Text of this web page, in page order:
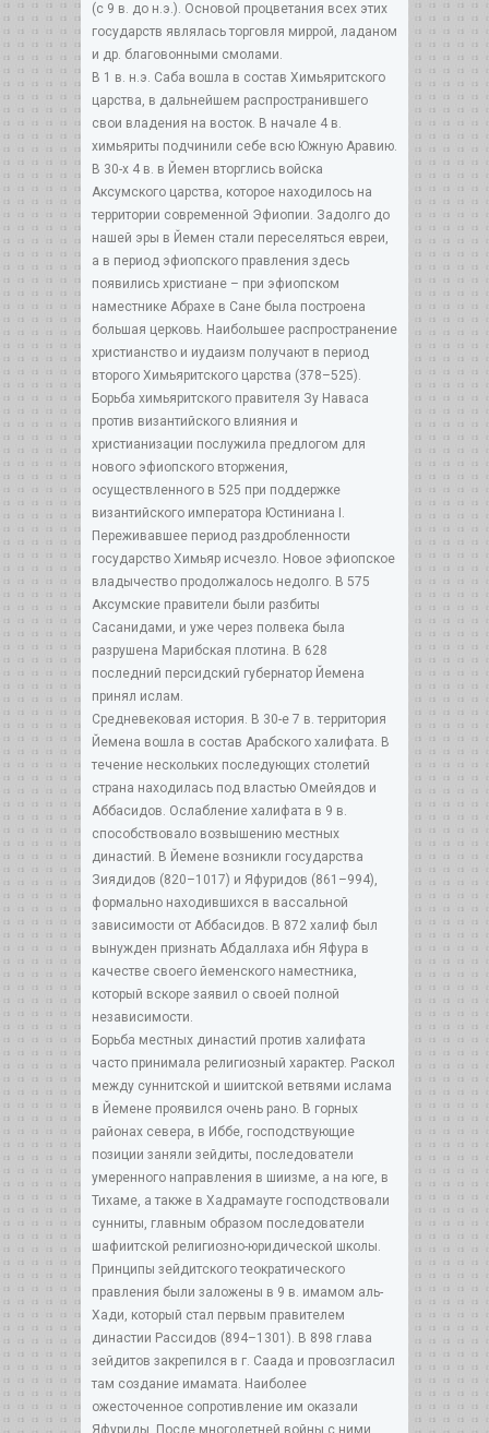
(с 9 в. до н.э.). Основой процветания всех этих
государств являлась торговля миррой, ладаном
и др. благовонными смолами.
В 1 в. н.э. Саба вошла в состав Химьяритского
царства, в дальнейшем распространившего
свои владения на восток. В начале 4 в.
химьяриты подчинили себе всю Южную Аравию.
В 30-х 4 в. в Йемен вторглись войска
Аксумского царства, которое находилось на
территории современной Эфиопии. Задолго до
нашей эры в Йемен стали переселяться евреи,
а в период эфиопского правления здесь
появились христиане – при эфиопском
наместнике Абрахе в Сане была построена
большая церковь. Наибольшее распространение
христианство и иудаизм получают в период
второго Химьяритского царства (378–525).
Борьба химьяритского правителя Зу Наваса
против византийского влияния и
христианизации послужила предлогом для
нового эфиопского вторжения,
осуществленного в 525 при поддержке
византийского императора Юстиниана I.
Переживавшее период раздробленности
государство Химьяр исчезло. Новое эфиопское
владычество продолжалось недолго. В 575
Аксумские правители были разбиты
Сасанидами, и уже через полвека была
разрушена Марибская плотина. В 628
последний персидский губернатор Йемена
принял ислам.
Средневековая история. В 30-е 7 в. территория
Йемена вошла в состав Арабского халифата. В
течение нескольких последующих столетий
страна находилась под властью Омейядов и
Аббасидов. Ослабление халифата в 9 в.
способствовало возвышению местных
династий. В Йемене возникли государства
Зиядидов (820–1017) и Яфуридов (861–994),
формально находившихся в вассальной
зависимости от Аббасидов. В 872 халиф был
вынужден признать Абдаллаха ибн Яфура в
качестве своего йеменского наместника,
который вскоре заявил о своей полной
независимости.
Борьба местных династий против халифата
часто принимала религиозный характер. Раскол
между суннитской и шиитской ветвями ислама
в Йемене проявился очень рано. В горных
районах севера, в Иббе, господствующие
позиции заняли зейдиты, последователи
умеренного направления в шиизме, а на юге, в
Тихаме, а также в Хадрамауте господствовали
сунниты, главным образом последователи
шафиитской религиозно-юридической школы.
Принципы зейдитского теократического
правления были заложены в 9 в. имамом аль-
Хади, который стал первым правителем
династии Рассидов (894–1301). В 898 глава
зейдитов закрепился в г. Саада и провозгласил
там создание имамата. Наиболее
ожесточенное сопротивление им оказали
Яфуриды. После многолетней войны с ними